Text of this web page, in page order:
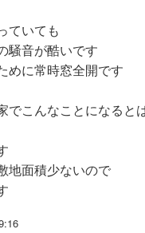
ていても
騒音が酷いです
めに常時窓全開です
でこんなことになると
地面積少ないので